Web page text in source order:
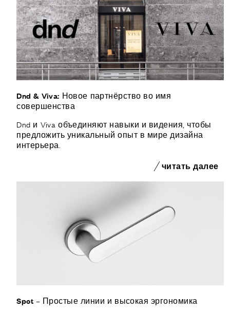
Dnd & Viva: Новое партнёрство во имя
совершенства
Dnd и Viva объединяют навыки и видения, чтобы
предложить уникальный опыт в мире дизайна
интерьера.
читать далее
Spot – Простые линии и высокая эргономика